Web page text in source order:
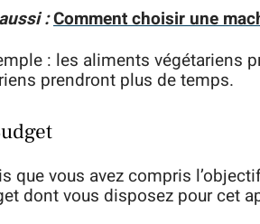
:Comment choisir une
: les aliments végétariens
prendront plus de temps.
que vous avez compris
dont vous disposez pour cet